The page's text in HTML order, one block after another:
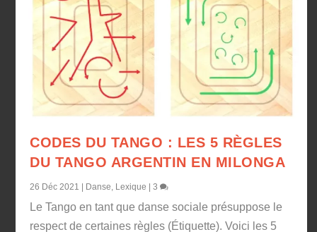
CODES DU TANGO : LES 5 RÈGLES
DU TANGO ARGENTIN EN MILONGA
26 Déc 2021 Danse, Lexique |3
Le Tango en tant que danse sociale présuppose le
respect de certaines règles (Étiquette). Voici les 5